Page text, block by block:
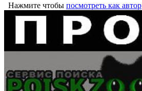
Нажмите чтобы посмотреть как автор